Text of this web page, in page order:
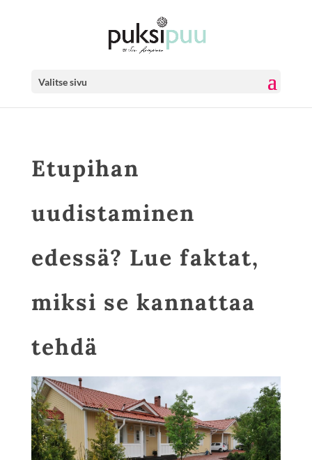
Valitse sivu
Etupihan
uudistaminen
edessä? Lue faktat,
miksi se kannattaa
tehdä